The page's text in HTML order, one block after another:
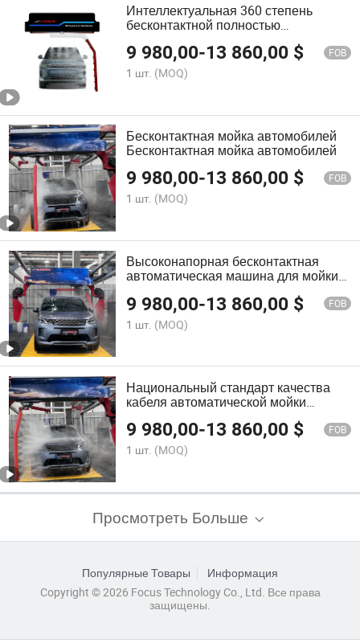
Интеллектуальная 360 степень
бесконтактной полностью
автоматической мойки автомобиля
безщеточной мойки автомобиля
автоматическая
9 980,00-13 860,00 $ FOB
1 шт. (MOQ)
Бесконтактная мойка автомобилей
Бесконтактная мойка автомобилей
9 980,00-13 860,00 $ FOB
1 шт. (MOQ)
Высоконапорная бесконтактная
автоматическая машина для мойки
автомобилей
9 980,00-13 860,00 $ FOB
1 шт. (MOQ)
Национальный стандарт качества
кабеля автоматической мойки
автомобилей с 15kw мощностью
9 980,00-13 860,00 $ FOB
1 шт. (MOQ)
Просмотреть Больше
Популярные Товары
Информация
Copyright © 2026 Focus Technology Co., Ltd. Все права
защищены.